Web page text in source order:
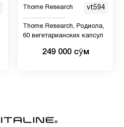
Thorne Research vt594
Thorne Research, Родиола,
60 вегетарианских капсул
249 000 сӯм